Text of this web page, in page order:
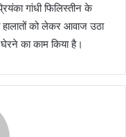
गांधी फिलिस्तीन के
को लेकर आवाज उठा
का काम किया है।